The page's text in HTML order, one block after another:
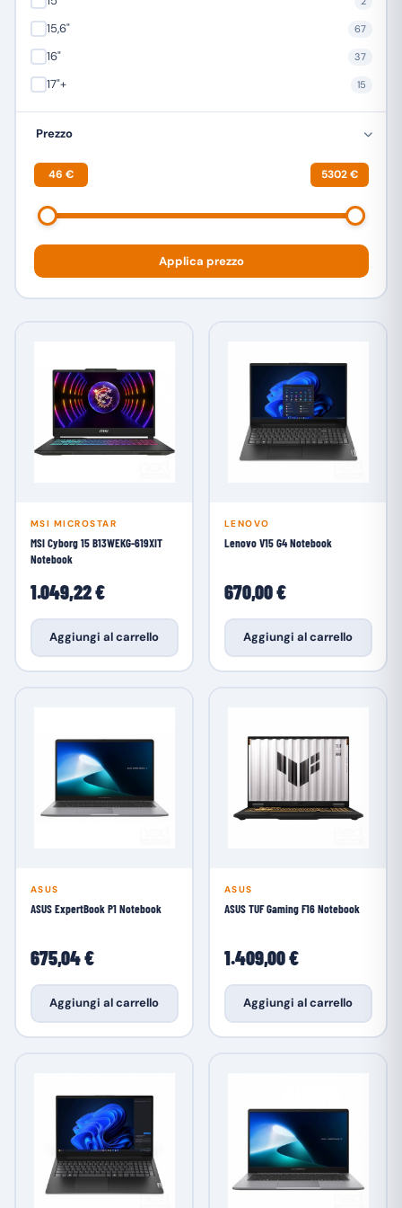
15,6" 67
16" 37
17"+ 15
Prezzo
46 € 5302 €
Applica prezzo
MSI MICROSTAR
MSI Cyborg 15 B13WEKG-619XIT
Notebook
1.049,22 €
Aggiungi al carrello
LENOVO
Lenovo V15 G4 Notebook
670,00 €
Aggiungi al carrello
ASUS
ASUS ExpertBook P1 Notebook
675,04 €
Aggiungi al carrello
ASUS
ASUS TUF Gaming F16 Notebook
1.409,00 €
Aggiungi al carrello